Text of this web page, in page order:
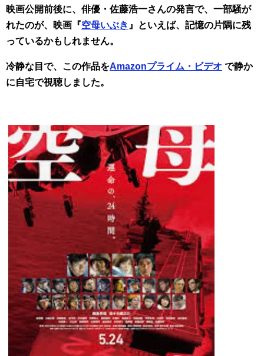
映画公開前後に、俳優・佐藤浩一さんの発言で、一部騒が
れたのが、映画『空母いぶき 』といえば、記憶の片隅に残
っているかもしれません。
冷静な目で、この作品をAmazonプライム・ビデオ で静か
に自宅で視聴しました。